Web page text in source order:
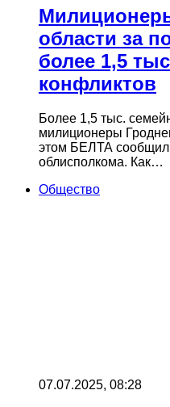
области за
более 1,5
конфликтов
Более 1,5 тыс.
милиционеры
этом БЕЛТА
облисполкома. Как…
Общество
07.07.2025, 08:28